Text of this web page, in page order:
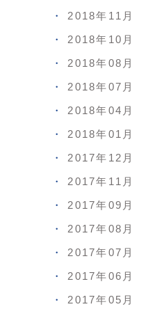
2018年11月
2018年10月
2018年08月
2018年07月
2018年04月
2018年01月
2017年12月
2017年11月
2017年09月
2017年08月
2017年07月
2017年06月
2017年05月